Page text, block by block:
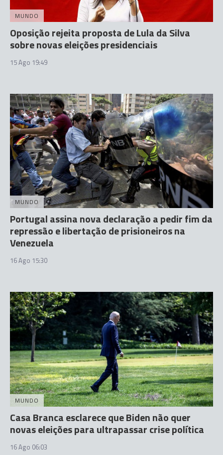
MUNDO
Oposição rejeita proposta de Lula da Silva
sobre novas eleições presidenciais
15 Ago 19:49
MUNDO
Portugal assina nova declaração a pedir fim da
repressão e libertação de prisioneiros na
Venezuela
16 Ago 15:30
MUNDO
Casa Branca esclarece que Biden não quer
novas eleições para ultrapassar crise política
16 Ago 06:03